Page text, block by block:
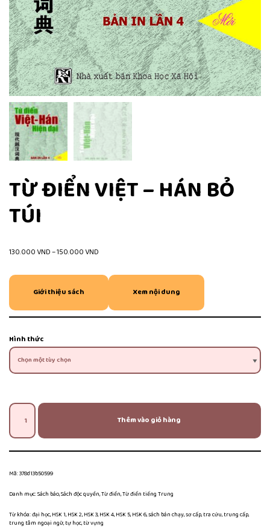
TỪ ĐIỂN VIỆT – HÁN BỎ
TÚI
130.000 VND–150.000 VND
Giới thiệu sách Xem nội dung
Hình thức
Thêm vào giỏ hàng
Mã:378d13b50599
Danh mục:Sách báo,Sách độc quyền,Từ điển,Từ điển tiếng Trung
Từ khóa:đại học,HSK 1,HSK 2,HSK 3,HSK 4,HSK 5,HSK 6,sách bán chạy,sơ cấp,tra cứu,trung cấp,
trung tâm ngoại ngữ,tự học,từ vựng